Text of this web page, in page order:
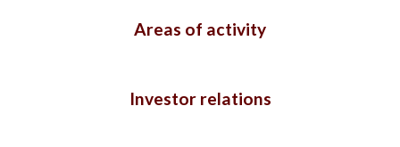
Areas of activity
Investor relations